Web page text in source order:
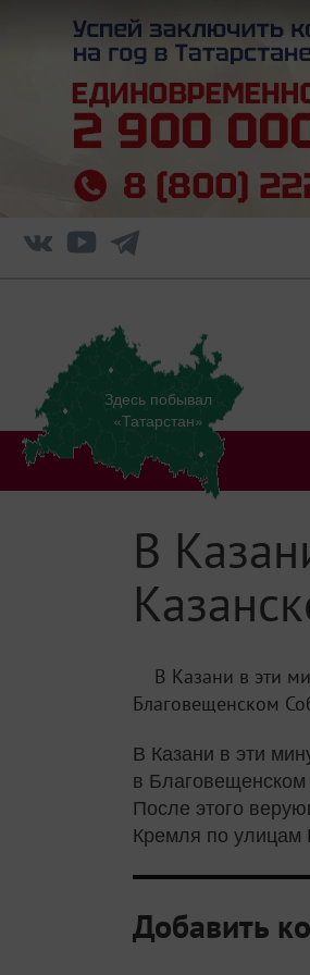
Здесь побывал
«Татарстан»
В
В Казани в эти
Благовещенском
В Казани в эти
в
После этого
Кремля по улицам
Добавить